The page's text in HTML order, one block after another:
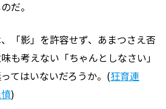
だ。
「影」を許容せず、あまつさえ否
も考えない「ちゃんとしなさい」
てはいないだろうか。(狂育連
)